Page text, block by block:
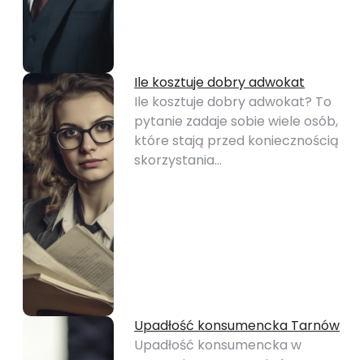
Ile kosztuje dobry adwokat
Ile kosztuje dobry adwokat? To
pytanie zadaje sobie wiele osób,
które stają przed koniecznością
skorzystania…
Upadłość konsumencka Tarnów
Upadłość konsumencka w